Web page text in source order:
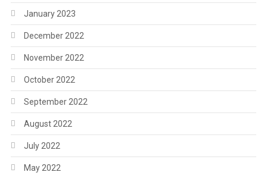
January 2023
December 2022
November 2022
October 2022
September 2022
August 2022
July 2022
May 2022